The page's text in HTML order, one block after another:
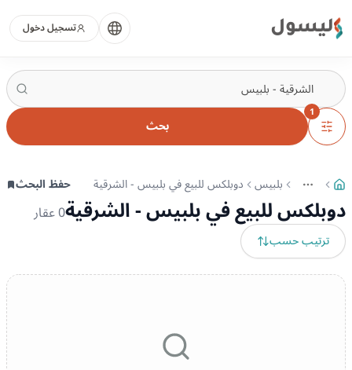
ليسول تسجيل دخول
1
بحث
More
عرض المزيد من المسارات
بلبيس دوبلكس للبيع في بلبيس - الشرقية حفظ البحث
دوبلكس للبيع في بلبيس - الشرقية0عقار
ترتيب حسب